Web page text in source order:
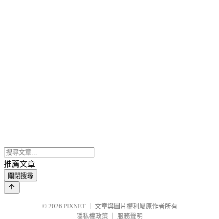
推薦文章
關閉搜尋
© 2026 PIXNET
文章與圖片權利屬原作者所有
隱私權政策
服務聲明